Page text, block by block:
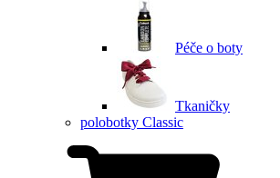
Péče o boty
Tkaničky
polobotky Classic